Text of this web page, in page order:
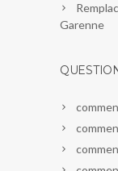
Garenne